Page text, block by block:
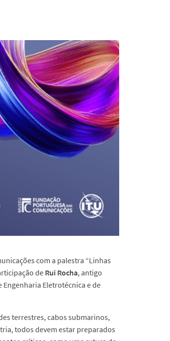
com a palestra “Linhas
deRui Rocha, antigo
Engenharia Eletrotécnica e de
terrestres, cabos submarinos,
todos devem estar preparados